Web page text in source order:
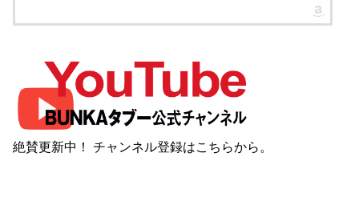
絶賛更新中！ チャンネル登録はこちらから。